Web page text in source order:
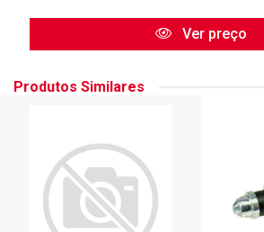
Ver preço
Produtos Similares